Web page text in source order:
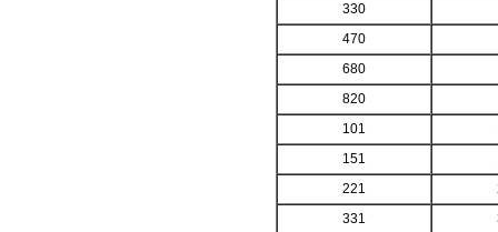
330
470
680
820
101
151
221
331